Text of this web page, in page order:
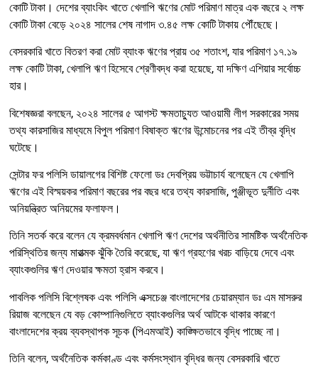
কোটি টাকা। দেশের ব্যাংকিং খাতে খেলাপি ঋণের মোট পরিমাণ মাত্র এক বছরে ২ লক্ষ
কোটি টাকা বেড়ে ২০২৪ সালের শেষ নাগাদ ৩.৪৫ লক্ষ কোটি টাকায় পৌঁছেছে।
বেসরকারি খাতে বিতরণ করা মোট ব্যাংক ঋণের প্রায় ৩৫ শতাংশ, যার পরিমাণ ১৭.১৯
লক্ষ কোটি টাকা, খেলাপি ঋণ হিসেবে শ্রেণীবদ্ধ করা হয়েছে, যা দক্ষিণ এশিয়ার সর্বোচ্চ
হার।
বিশেষজ্ঞরা বলছেন, ২০২৪ সালের ৫ আগস্ট ক্ষমতাচ্যুত আওয়ামী লীগ সরকারের সময়
তথ্য কারসাজির মাধ্যমে বিপুল পরিমাণ বিষাক্ত ঋণের উন্মোচনের পর এই তীব্র বৃদ্ধি
ঘটেছে।
সেন্টার ফর পলিসি ডায়ালগের বিশিষ্ট ফেলো ডঃ দেবপ্রিয় ভট্টাচার্য বলেছেন যে খেলাপি
ঋণের এই বিস্ময়কর পরিমাণ বছরের পর বছর ধরে তথ্য কারসাজি, পুঞ্জীভূত দুর্নীতি এবং
অনিয়ন্ত্রিত অনিয়মের ফলাফল।
তিনি সতর্ক করে বলেন যে ক্রমবর্ধমান খেলাপি ঋণ দেশের অর্থনীতির সামষ্টিক অর্থনৈতিক
পরিস্থিতির জন্য মারাত্মক ঝুঁকি তৈরি করেছে, যা ঋণ গ্রহণের খরচ বাড়িয়ে দেবে এবং
ব্যাংকগুলির ঋণ দেওয়ার ক্ষমতা হ্রাস করবে।
পাবলিক পলিসি বিশ্লেষক এবং পলিসি এক্সচেঞ্জ বাংলাদেশের চেয়ারম্যান ডঃ এম মাসরুর
রিয়াজ বলেছেন যে বড় কোম্পানিগুলিতে ব্যাংকগুলির অর্থ আটকে থাকার কারণে
বাংলাদেশের ক্রয় ব্যবস্থাপক সূচক (পিএমআই) কাঙ্ক্ষিতভাবে বৃদ্ধি পাচ্ছে না।
তিনি বলেন, অর্থনৈতিক কর্মকাণ্ড এবং কর্মসংস্থান বৃদ্ধির জন্য বেসরকারি খাতে